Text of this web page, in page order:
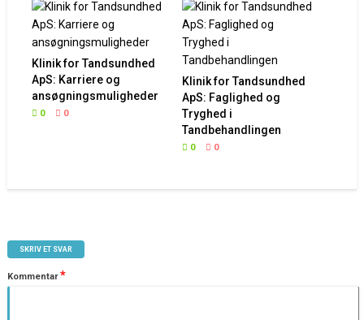
Klinik for Tandsundhed
ApS: Karriere og
ansøgningsmuligheder
0 0
Klinik for Tandsundhed
ApS: Faglighed og
Tryghed i
Tandbehandlingen
0 0
SKRIV ET SVAR
Kommentar*